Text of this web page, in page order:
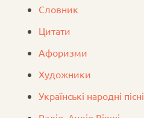
Словник
Цитати
Афоризми
Художники
Українські народні пісні